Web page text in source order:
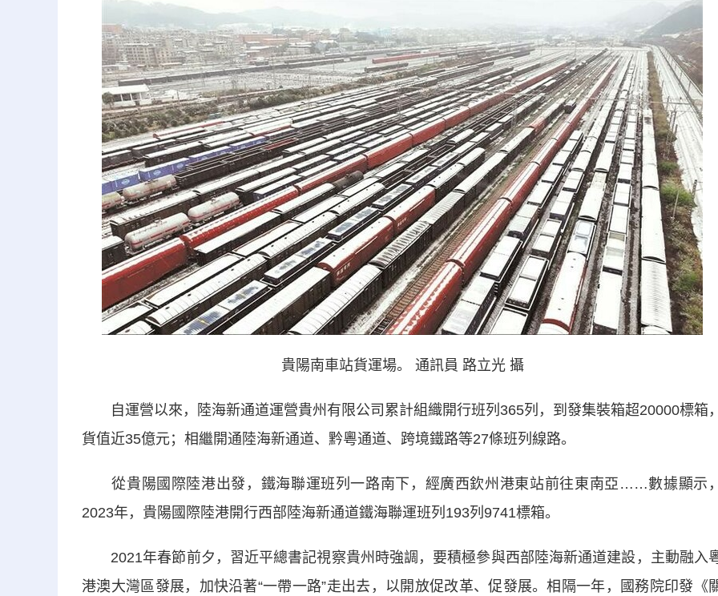
貴陽南車站貨運場。 通訊員 路立光 攝
自運營以來，陸海新通道運營貴州有限公司累計組織開行班列365列，到發集裝箱超20000標箱，
貨值近35億元；相繼開通陸海新通道、黔粵通道、跨境鐵路等27條班列線路。
從貴陽國際陸港出發，鐵海聯運班列一路南下，經廣西欽州港東站前往東南亞……數據顯示，
2023年，貴陽國際陸港開行西部陸海新通道鐵海聯運班列193列9741標箱。
2021年春節前夕，習近平總書記視察貴州時強調，要積極參與西部陸海新通道建設，主動融入
港澳大灣區發展，加快沿著“一帶一路”走出去，以開放促改革、促發展。相隔一年，國務院印發《